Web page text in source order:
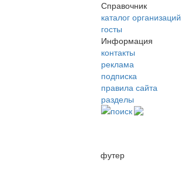
Справочник
каталог организаций
госты
Информация
контакты
реклама
подписка
правила сайта
разделы
поиск
футер